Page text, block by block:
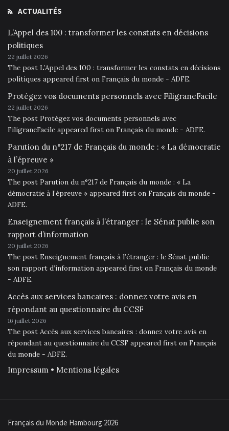
ACTUALITÉS
L’Appel des 100 : transformer les constats en décisions
politiques
22 juillet 2026
The post L’Appel des 100 : transformer les constats en décisions
politiques appeared first on Français du monde - ADFE.
Protégez vos documents personnels avec FiligraneFacile
22 juillet 2026
The post Protégez vos documents personnels avec
FiligraneFacile appeared first on Français du monde - ADFE.
Parution du n°217 de Français du monde : « La démocratie
à l’épreuve »
20 juillet 2026
The post Parution du n°217 de Français du monde : « La
démocratie à l’épreuve » appeared first on Français du monde -
ADFE.
Enseignement français à l’étranger : le Sénat publie son
rapport d’information
20 juillet 2026
The post Enseignement français à l’étranger : le Sénat publie
son rapport d’information appeared first on Français du monde
- ADFE.
Accès aux services bancaires : donnez votre avis en
répondant au questionnaire du CCSF
16 juillet 2026
The post Accès aux services bancaires : donnez votre avis en
répondant au questionnaire du CCSF appeared first on Français
du monde - ADFE.
Impressum • Mentions légales
Français du Monde Hambourg 2026